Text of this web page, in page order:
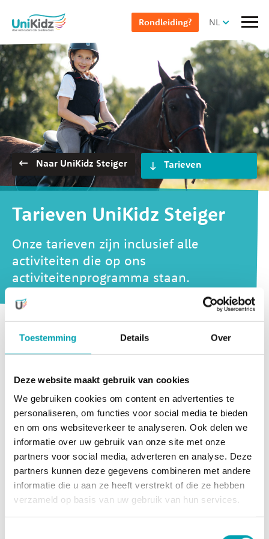
Toestemming Details Over
Deze website maakt gebruik van cookies
We gebruiken cookies om content en advertenties te
personaliseren, om functies voor social media te bieden
en om ons websiteverkeer te analyseren. Ook delen we
informatie over uw gebruik van onze site met onze
partners voor social media, adverteren en analyse. Deze
partners kunnen deze gegevens combineren met andere
informatie die u aan ze heeft verstrekt of die ze hebben
verzameld op basis van uw gebruik van hun services.
en
de
inhoud
gaan
Rondleiding? NL
Naar UniKidz Steiger Selecteer pagina
Tarieven UniKidz Steiger
Onze tarieven zijn inclusief alle
activiteiten die op ons
activiteitenprogramma staan.
Bij UniKidz krijg je een totaalpakket met opvang
gedurende school- en vakantiedagen. Daarbij zijn er
normaal als ouder voor zou betalen náást de
opvangkosten. Het maakt bovendien bepaalde
activiteiten toegankelijk voor kinderen die daar
normaal geen toegang toe zouden hebben.
De tarieven bij UniKidz Steiger
voor 2026: